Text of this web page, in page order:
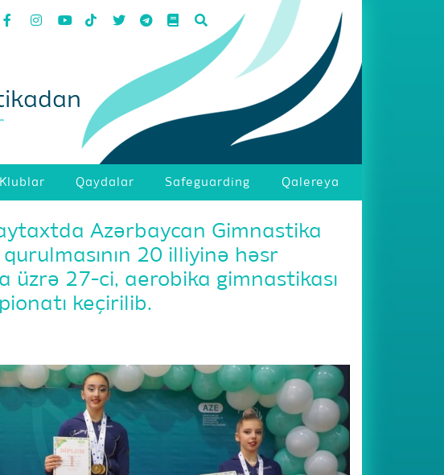
Klublar Qaydalar Safeguarding Qalereya
Azərbaycan Gimnastika
20 illiyinə həsr
üzrə 27-ci, aerobika gimnastikası
keçirilib.